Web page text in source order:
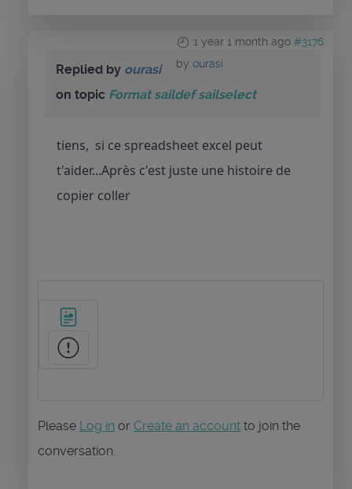
1 year 1 month ago #3176
by ourasi
Replied by ourasi
on topic Format saildef sailselect
tiens, si ce spreadsheet excel peut
t'aider...Après c'est juste une histoire de
copier coller
Please Log in or Create an account to join the
conversation.